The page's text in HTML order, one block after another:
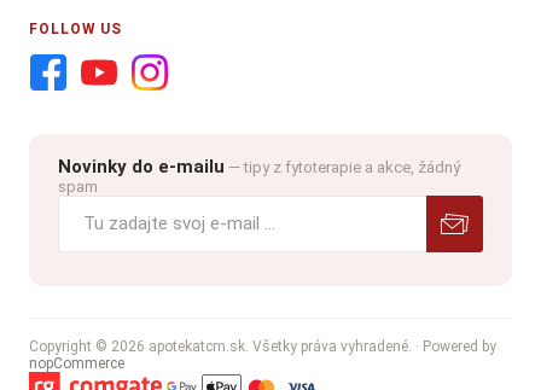
FOLLOW US
Novinky do e-mailu — tipy z fytoterapie a akce, žádný
spam
Copyright © 2026 apotekatcm.sk. Všetky práva vyhradené. · Powered by
nopCommerce